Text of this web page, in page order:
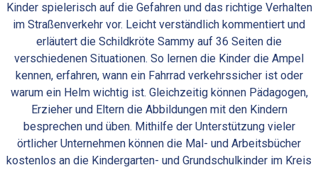
Kinder spielerisch auf die Gefahren und das richtige Verhalten
im Straßenverkehr vor. Leicht verständlich kommentiert und
erläutert die Schildkröte Sammy auf 36 Seiten die
verschiedenen Situationen. So lernen die Kinder die Ampel
kennen, erfahren, wann ein Fahrrad verkehrssicher ist oder
warum ein Helm wichtig ist. Gleichzeitig können Pädagogen,
Erzieher und Eltern die Abbildungen mit den Kindern
besprechen und üben. Mithilfe der Unterstützung vieler
örtlicher Unternehmen können die Mal- und Arbeitsbücher
kostenlos an die Kindergarten- und Grundschulkinder im Kreis